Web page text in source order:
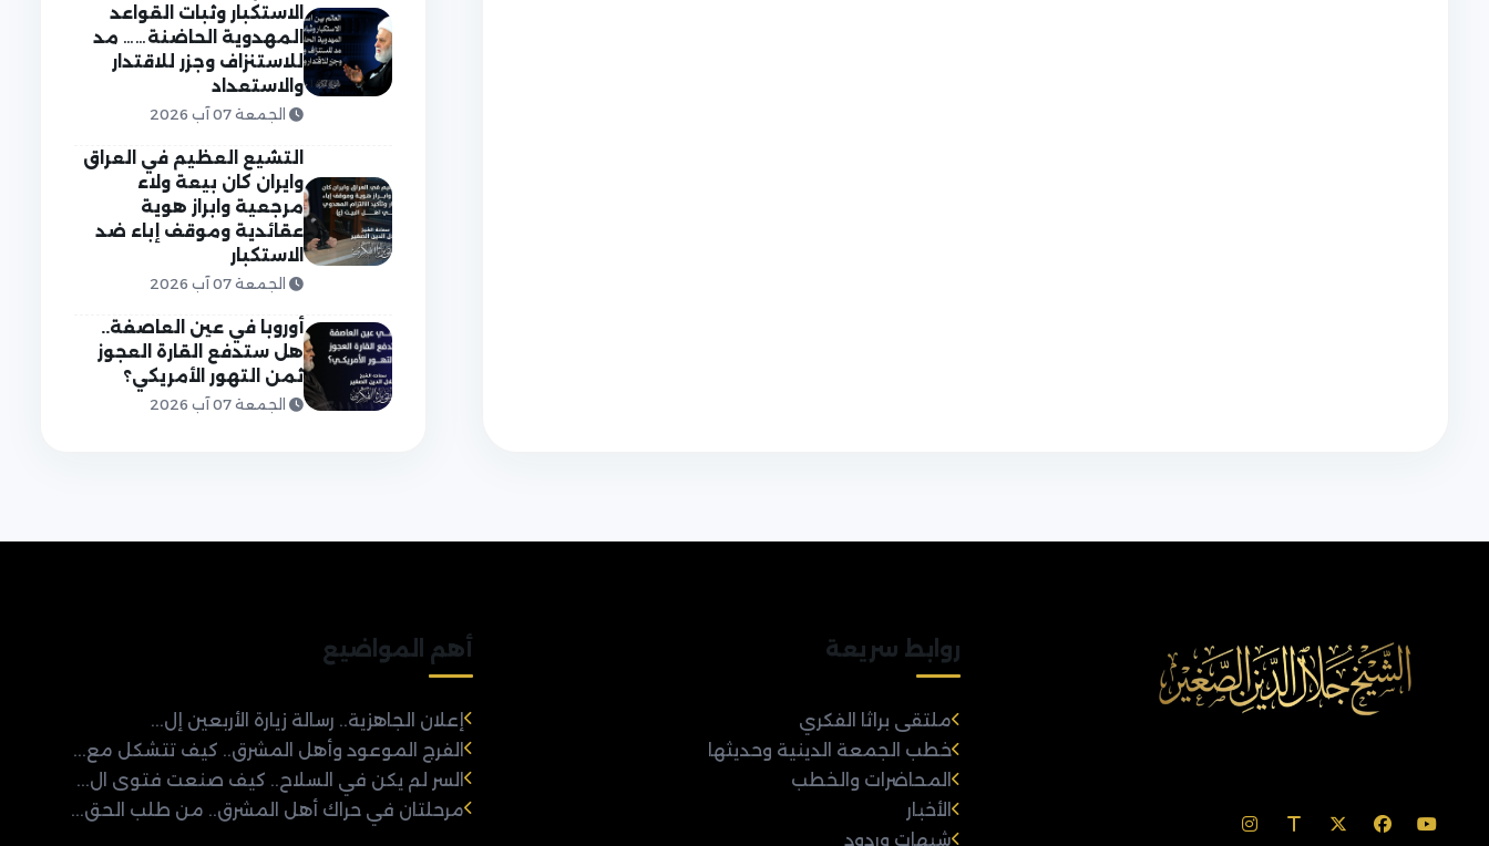
الاستكبار وثبات القواعد
المهدوية الحاضنة…… مد
للاستنزاف وجزر للاقتدار
والاستعداد
الجمعة 07 آب 2026
التشيع العظيم في العراق
وايران كان بيعة ولاء
مرجعية وابراز هوية
عقائدية وموقف إباء ضد
الاستكبار
الجمعة 07 آب 2026
أوروبا في عين العاصفة..
هل ستدفع القارة العجوز
ثمن التهور الأمريكي؟
الجمعة 07 آب 2026
روابط سريعة
ملتقى براثا الفكري
خطب الجمعة الدينية وحديثها
المحاضرات والخطب
الأخبار
شبهات وردود
أهم المواضيع
إعلان الجاهزية.. رسالة زيارة الأربعين إل...
الفرج الموعود وأهل المشرق.. كيف تتشكل مع...
السر لم يكن في السلاح.. كيف صنعت فتوى ال...
مرحلتان في حراك أهل المشرق.. من طلب الحق...